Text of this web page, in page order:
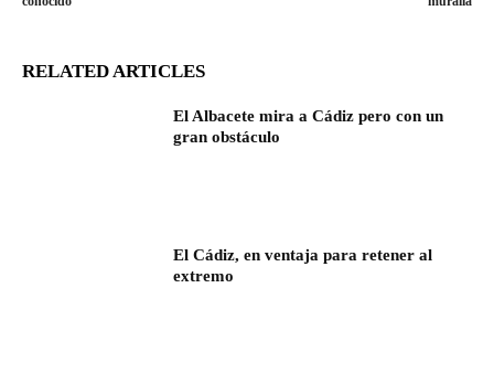
RELATED ARTICLES
El Albacete mira a Cádiz pero con un
gran obstáculo
El Cádiz, en ventaja para retener al
extremo